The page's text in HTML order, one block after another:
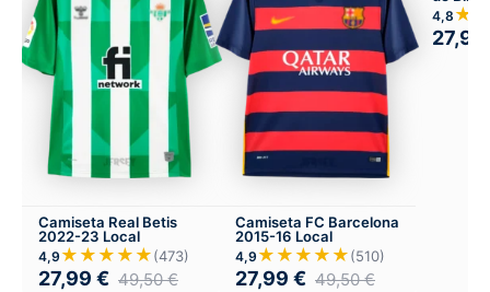
Camiseta Real Betis
2022-23 Local
4,9 ★★★★★(473)
27,99 € 49,50€
Camiseta FC Barcelona
2015-16 Local
4,9 ★★★★★(510)
27,99 € 49,50€
4,8
27,99